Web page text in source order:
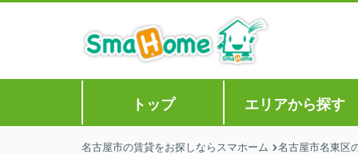
トップ エリアから探す
名古屋市の賃貸をお探しならスマホーム 名古屋市名東区